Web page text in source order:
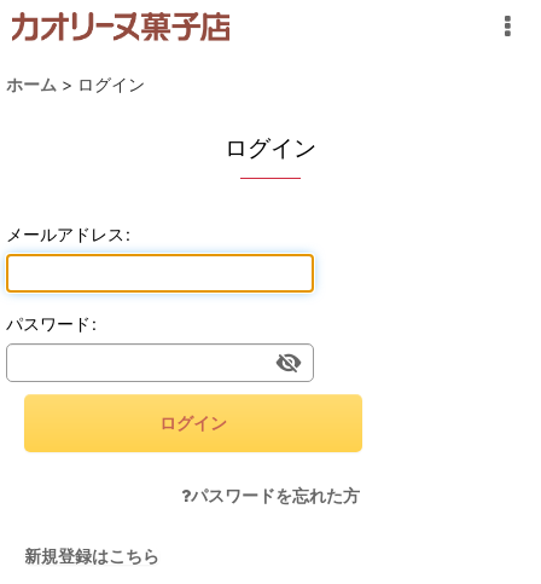
ホーム > ログイン
ログイン
メールアドレス :
パスワード :
ログイン
パスワードを忘れた方
新規登録はこちら